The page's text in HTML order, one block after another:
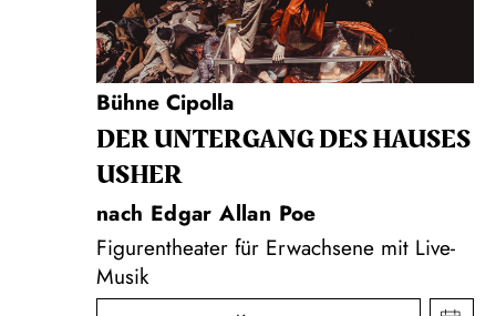
Bühne Cipolla
DER UNTER­GANG DES HAUSES
USHER
nach Edgar Allan Poe
Figurentheater für Erwachsene mit Live-
Musik